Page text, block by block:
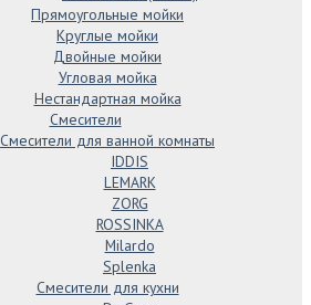
Прямоугольные мойки
Круглые мойки
Двойные мойки
Угловая мойка
Нестандартная мойка
Смесители
Смесители для ванной комнаты
IDDIS
LEMARK
ZORG
ROSSINKA
Milardo
Splenka
Смесители для кухни